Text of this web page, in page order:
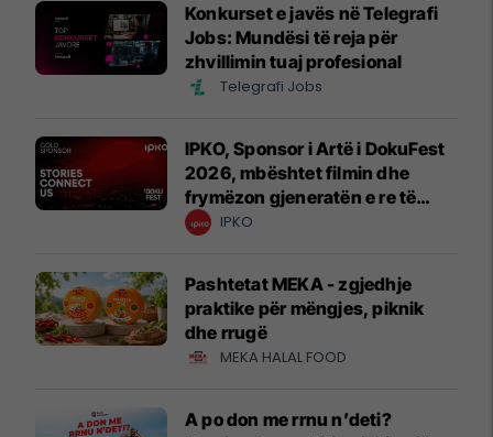
Konkurset e javës në Telegrafi
Jobs: Mundësi të reja për
zhvillimin tuaj profesional
Telegrafi Jobs
IPKO, Sponsor i Artë i DokuFest
2026, mbështet filmin dhe
frymëzon gjeneratën e re të
krijuesve
IPKO
Pashtetat MEKA - zgjedhje
praktike për mëngjes, piknik
dhe rrugë
MEKA HALAL FOOD
A po don me rrnu n’deti?